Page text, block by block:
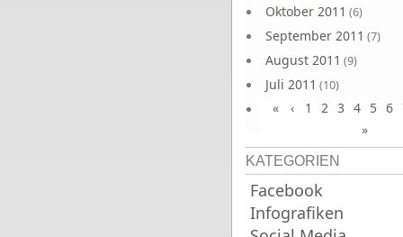
Oktober 2011 (6)
September 2011 (7)
August 2011 (9)
Juli 2011 (10)
Juni 2011(9)
« ‹ 1 2 3 4 5 6
»
KATEGORIEN
Facebook
Infografiken